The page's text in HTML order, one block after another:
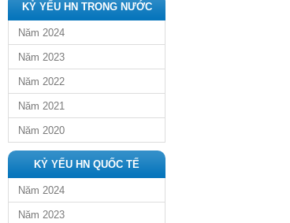
KỶ YẾU HN TRONG NƯỚC
Năm 2024
Năm 2023
Năm 2022
Năm 2021
Năm 2020
KỶ YẾU HN QUỐC TẾ
Năm 2024
Năm 2023